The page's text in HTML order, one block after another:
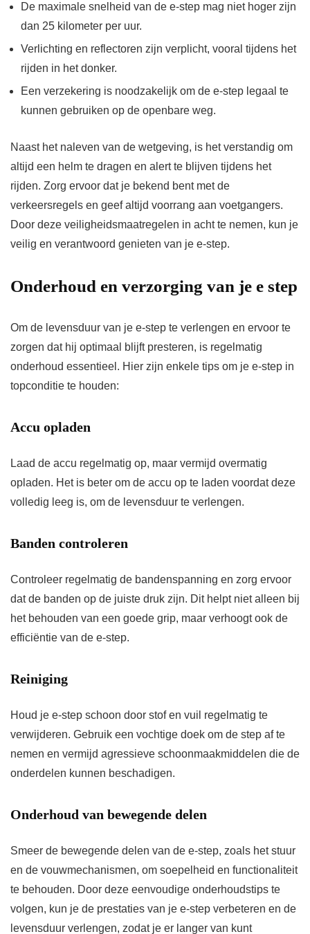
De maximale snelheid van de e-step mag niet hoger zijn
dan 25 kilometer per uur.
Verlichting en reflectoren zijn verplicht, vooral tijdens het
rijden in het donker.
Een verzekering is noodzakelijk om de e-step legaal te
kunnen gebruiken op de openbare weg.
Naast het naleven van de wetgeving, is het verstandig om
altijd een helm te dragen en alert te blijven tijdens het
rijden. Zorg ervoor dat je bekend bent met de
verkeersregels en geef altijd voorrang aan voetgangers.
Door deze veiligheidsmaatregelen in acht te nemen, kun je
veilig en verantwoord genieten van je e-step.
Onderhoud en verzorging van je e step
Om de levensduur van je e-step te verlengen en ervoor te
zorgen dat hij optimaal blijft presteren, is regelmatig
onderhoud essentieel. Hier zijn enkele tips om je e-step in
topconditie te houden:
Accu opladen
Laad de accu regelmatig op, maar vermijd overmatig
opladen. Het is beter om de accu op te laden voordat deze
volledig leeg is, om de levensduur te verlengen.
Banden controleren
Controleer regelmatig de bandenspanning en zorg ervoor
dat de banden op de juiste druk zijn. Dit helpt niet alleen bij
het behouden van een goede grip, maar verhoogt ook de
efficiëntie van de e-step.
Reiniging
Houd je e-step schoon door stof en vuil regelmatig te
verwijderen. Gebruik een vochtige doek om de step af te
nemen en vermijd agressieve schoonmaakmiddelen die de
onderdelen kunnen beschadigen.
Onderhoud van bewegende delen
Smeer de bewegende delen van de e-step, zoals het stuur
en de vouwmechanismen, om soepelheid en functionaliteit
te behouden. Door deze eenvoudige onderhoudstips te
volgen, kun je de prestaties van je e-step verbeteren en de
levensduur verlengen, zodat je er langer van kunt